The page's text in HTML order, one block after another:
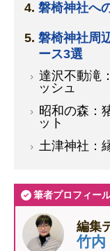
磐椅神社へ
磐椅神社周
ース3選
達沢不動滝
ッシュ
昭和の森：
ット
土津神社：
筆者プロフィー
編集
竹内